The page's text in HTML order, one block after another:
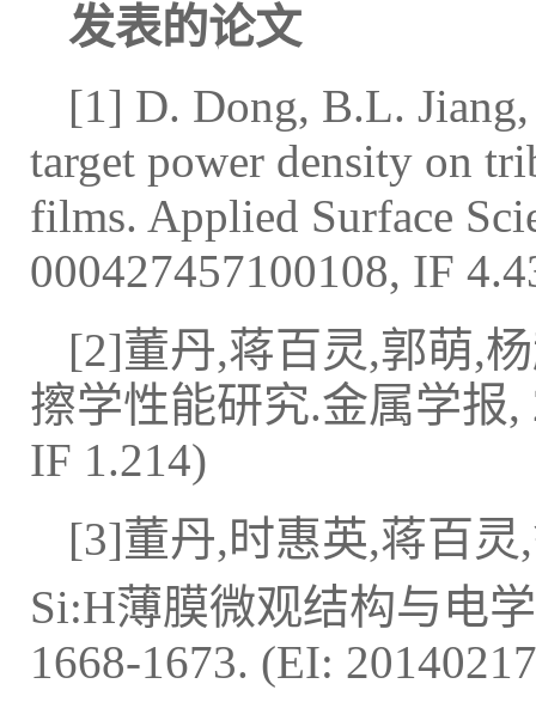
发表的论文
[1] D. Dong, B.L.
target power density on
films. Applied Surface
000427457100108, IF
[2]董丹,蒋百灵,郭萌,
擦学性能研究.金属学报,
IF 1.214)
[3]董丹,时惠英,蒋百灵
Si:H薄膜微观结构与电
1668-1673. (EI: